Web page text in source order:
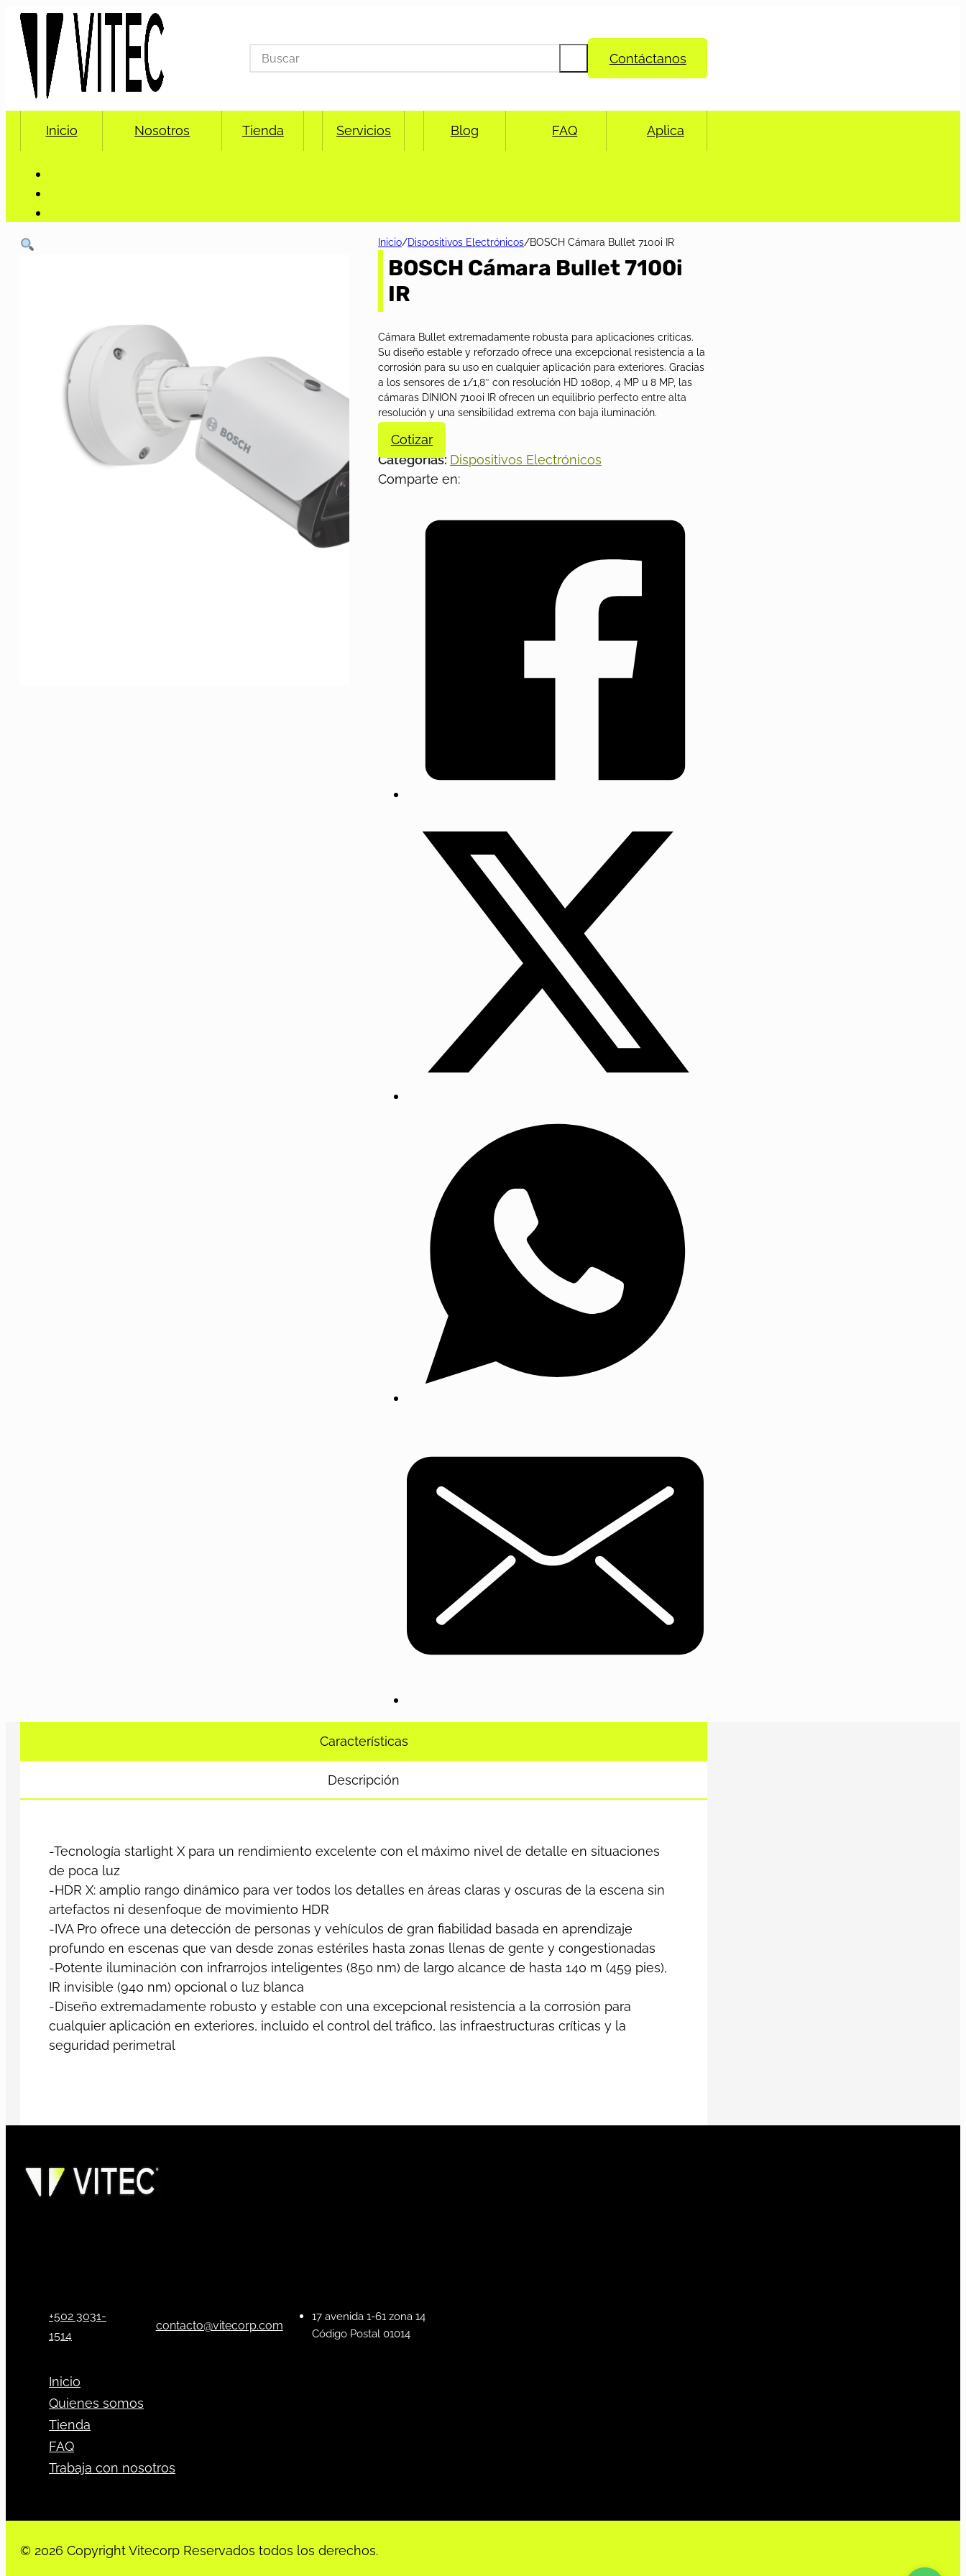
Search
for:
Contáctanos
Inicio Nosotros Tienda Servicios Blog FAQ Aplica
Inicio/Dispositivos Electrónicos/BOSCH Cámara Bullet 7100i IR
BOSCH Cámara Bullet 7100i
IR
Cámara Bullet extremadamente robusta para aplicaciones críticas.
Su diseño estable y reforzado ofrece una excepcional resistencia a la
corrosión para su uso en cualquier aplicación para exteriores. Gracias
a los sensores de 1/1,8″ con resolución HD 1080p, 4 MP u 8 MP, las
cámaras DINION 7100i IR ofrecen un equilibrio perfecto entre alta
resolución y una sensibilidad extrema con baja iluminación.
Cotizar
Categorías: Dispositivos Electrónicos
Comparte en:
Características
Descripción
-Tecnología starlight X para un rendimiento excelente con el máximo nivel de detalle en situaciones
de poca luz
-HDR X: amplio rango dinámico para ver todos los detalles en áreas claras y oscuras de la escena sin
artefactos ni desenfoque de movimiento HDR
-IVA Pro ofrece una detección de personas y vehículos de gran fiabilidad basada en aprendizaje
profundo en escenas que van desde zonas estériles hasta zonas llenas de gente y congestionadas
-Potente iluminación con infrarrojos inteligentes (850 nm) de largo alcance de hasta 140 m (459 pies),
IR invisible (940 nm) opcional o luz blanca
-Diseño extremadamente robusto y estable con una excepcional resistencia a la corrosión para
cualquier aplicación en exteriores, incluido el control del tráfico, las infraestructuras críticas y la
seguridad perimetral
+502 3031-
1514
contacto@vitecorp.com
17 avenida 1-61 zona 14
Código Postal 01014
Inicio
Quienes somos
Tienda
FAQ
Trabaja con nosotros
© 2026 Copyright Vitecorp Reservados todos los derechos.